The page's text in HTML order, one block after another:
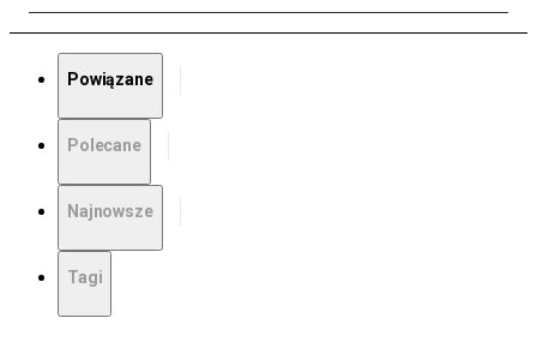
Powiązane
Polecane
Najnowsze
Tagi